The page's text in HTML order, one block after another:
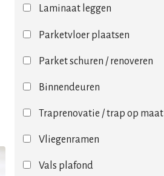
Laminaat leggen
Parketvloer plaatsen
Parket schuren / renoveren
Binnendeuren
Traprenovatie / trap op maat
Vliegenramen
Vals plafond